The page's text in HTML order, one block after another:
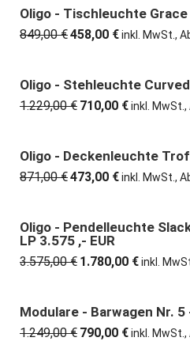
5.400,00 €
3.580,00 €.
46% günstiger
Oligo - Tischleuchte Grace
849,00€Ursprünglicher
849,00 €
458,00 €Aktueller
458,00 €.
inkl. MwSt.,
42% günstiger
Oligo - Stehleuchte
1.229,00€ Ursprünglicher
1.229,00 €
710,00 €Aktueller
710,00 €.
inkl.
46% günstiger
Oligo - Deckenleuchte
871,00€Ursprünglicher
871,00 €
473,00 €Aktueller
473,00 €.
inkl. MwSt.,
50% günstiger
Oligo - Pendelleuchte
LP 3.575 ,- EUR
3.575,00€ Ursprünglicher
3.575,00 €
1.780,00 €Aktueller
1.780,00 €.
inkl.
37% günstiger
Modulare - Barwagen Nr. 5
1.249,00€ Ursprünglicher
790,00 €Aktueller
inkl.